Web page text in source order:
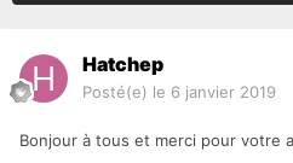
Hatchep
Posté(e) le 6 janvier 2019
Bonjour à tous et merci pour votre